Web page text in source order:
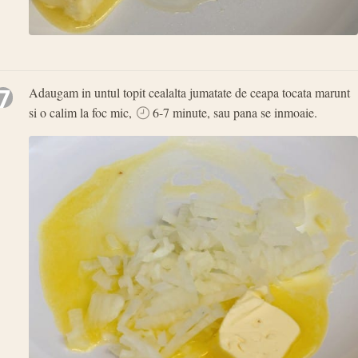
Adaugam in untul topit cealalta jumatate de ceapa tocata marunt
si o calim la foc mic,
6-7 minute, sau pana se inmoaie.